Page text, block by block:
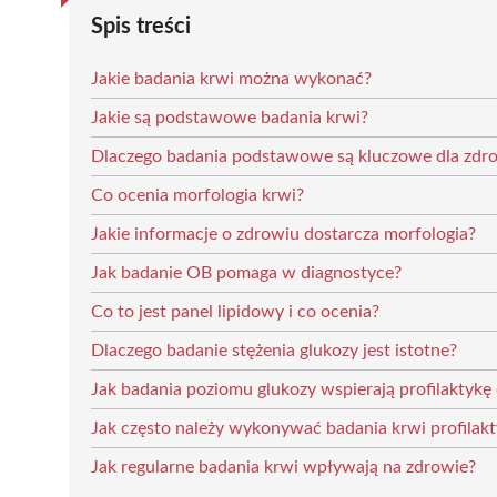
Spis treści
Jakie badania krwi można wykonać?
Jakie są podstawowe badania krwi?
Dlaczego badania podstawowe są kluczowe dla
Co ocenia morfologia krwi?
Jakie informacje o zdrowiu dostarcza morfologia?
Jak badanie OB pomaga w diagnostyce?
Co to jest panel lipidowy i co ocenia?
Dlaczego badanie stężenia glukozy jest istotne?
Jak badania poziomu glukozy wspierają profilaktykę
Jak często należy wykonywać badania krwi
Jak regularne badania krwi wpływają na zdrowie?